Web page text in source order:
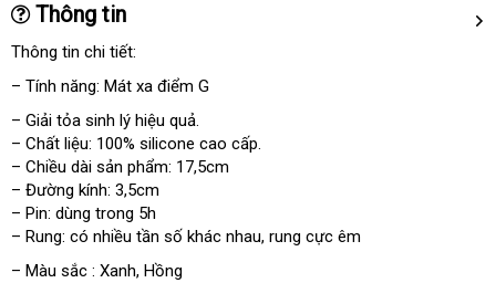
Thông tin
Thông tin chi tiết:
– Tính năng: Mát xa điểm G
– Giải tỏa sinh lý hiệu quả.
– Chất liệu: 100% silicone cao cấp.
– Chiều dài sản phẩm: 17,5cm
– Đường kính: 3,5cm
– Pin: dùng trong 5h
– Rung: có nhiều tần số khác nhaucũ
, rung cực êm
– Màu sắc : Xanhxuất
, Hồng